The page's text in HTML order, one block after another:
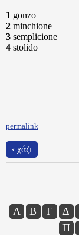
1 gonzo
2 minchione
3 semplicione
4 stolido
permalink
‹ χάζι
Α Β Γ Δ
Π